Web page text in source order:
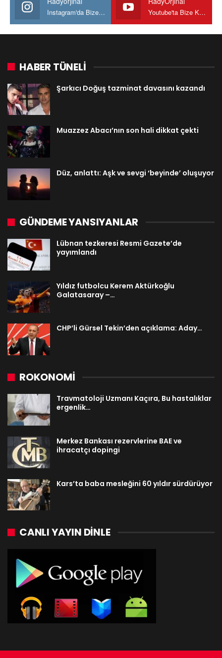
Instagram'da Bize katılın Youtube'ta Bize Katılın
HABER TÜNELİ
Şarkıcı Doğuş tazminat davasını kazandı
Muazzez Abacı’nın son hali dikkat çekti
Düz, anlattı: Aşk ve sevgi ‘beyinde’ oluşuyor
GÜNDEME YANSIYANLAR
Lübnan tezkeresi Resmi Gazete’de
yayımlandı
Yıldız futbolcu Kerem Aktürkoğlu
Galatasaray –…
CHP’li Gürsel Tekin’den açıklama: Aday…
ROKONOMİ
Travmatoloji Uzmanı Kaçıra, Bu hastalıklar
ergenlik…
Merkez Bankası rezervlerine BAE ve
ihracatçı dopingi
Kars’ta baba mesleğini 60 yıldır sürdürüyor
CANLI YAYIN DINLE